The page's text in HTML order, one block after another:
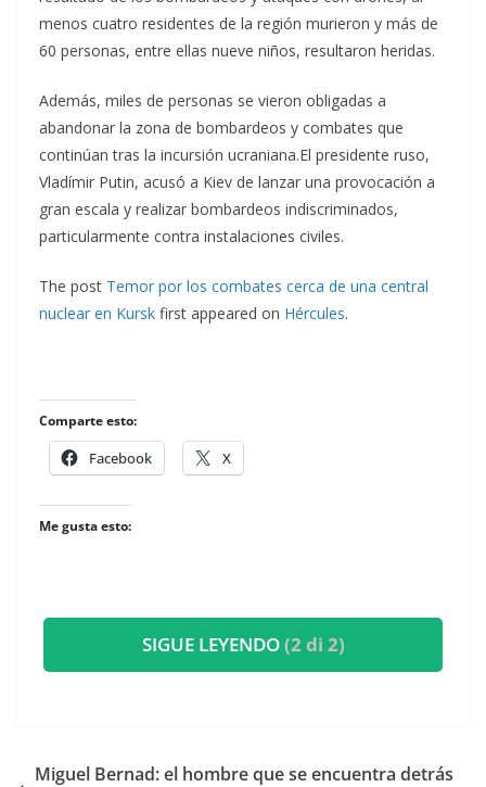
menos cuatro residentes de la región murieron y más de
60 personas, entre ellas nueve niños, resultaron heridas.
Además, miles de personas se vieron obligadas a
abandonar la zona de bombardeos y combates que
continúan tras la incursión ucraniana.El presidente ruso,
Vladímir Putin, acusó a Kiev de lanzar una provocación a
gran escala y realizar bombardeos indiscriminados,
particularmente contra instalaciones civiles.
The post Temor por los combates cerca de una central
nuclear en Kursk first appeared on Hércules.
Comparte esto:
Facebook X
Me gusta esto:
SIGUE LEYENDO(2 di 2)
Miguel Bernad: el hombre que se encuentra detrás